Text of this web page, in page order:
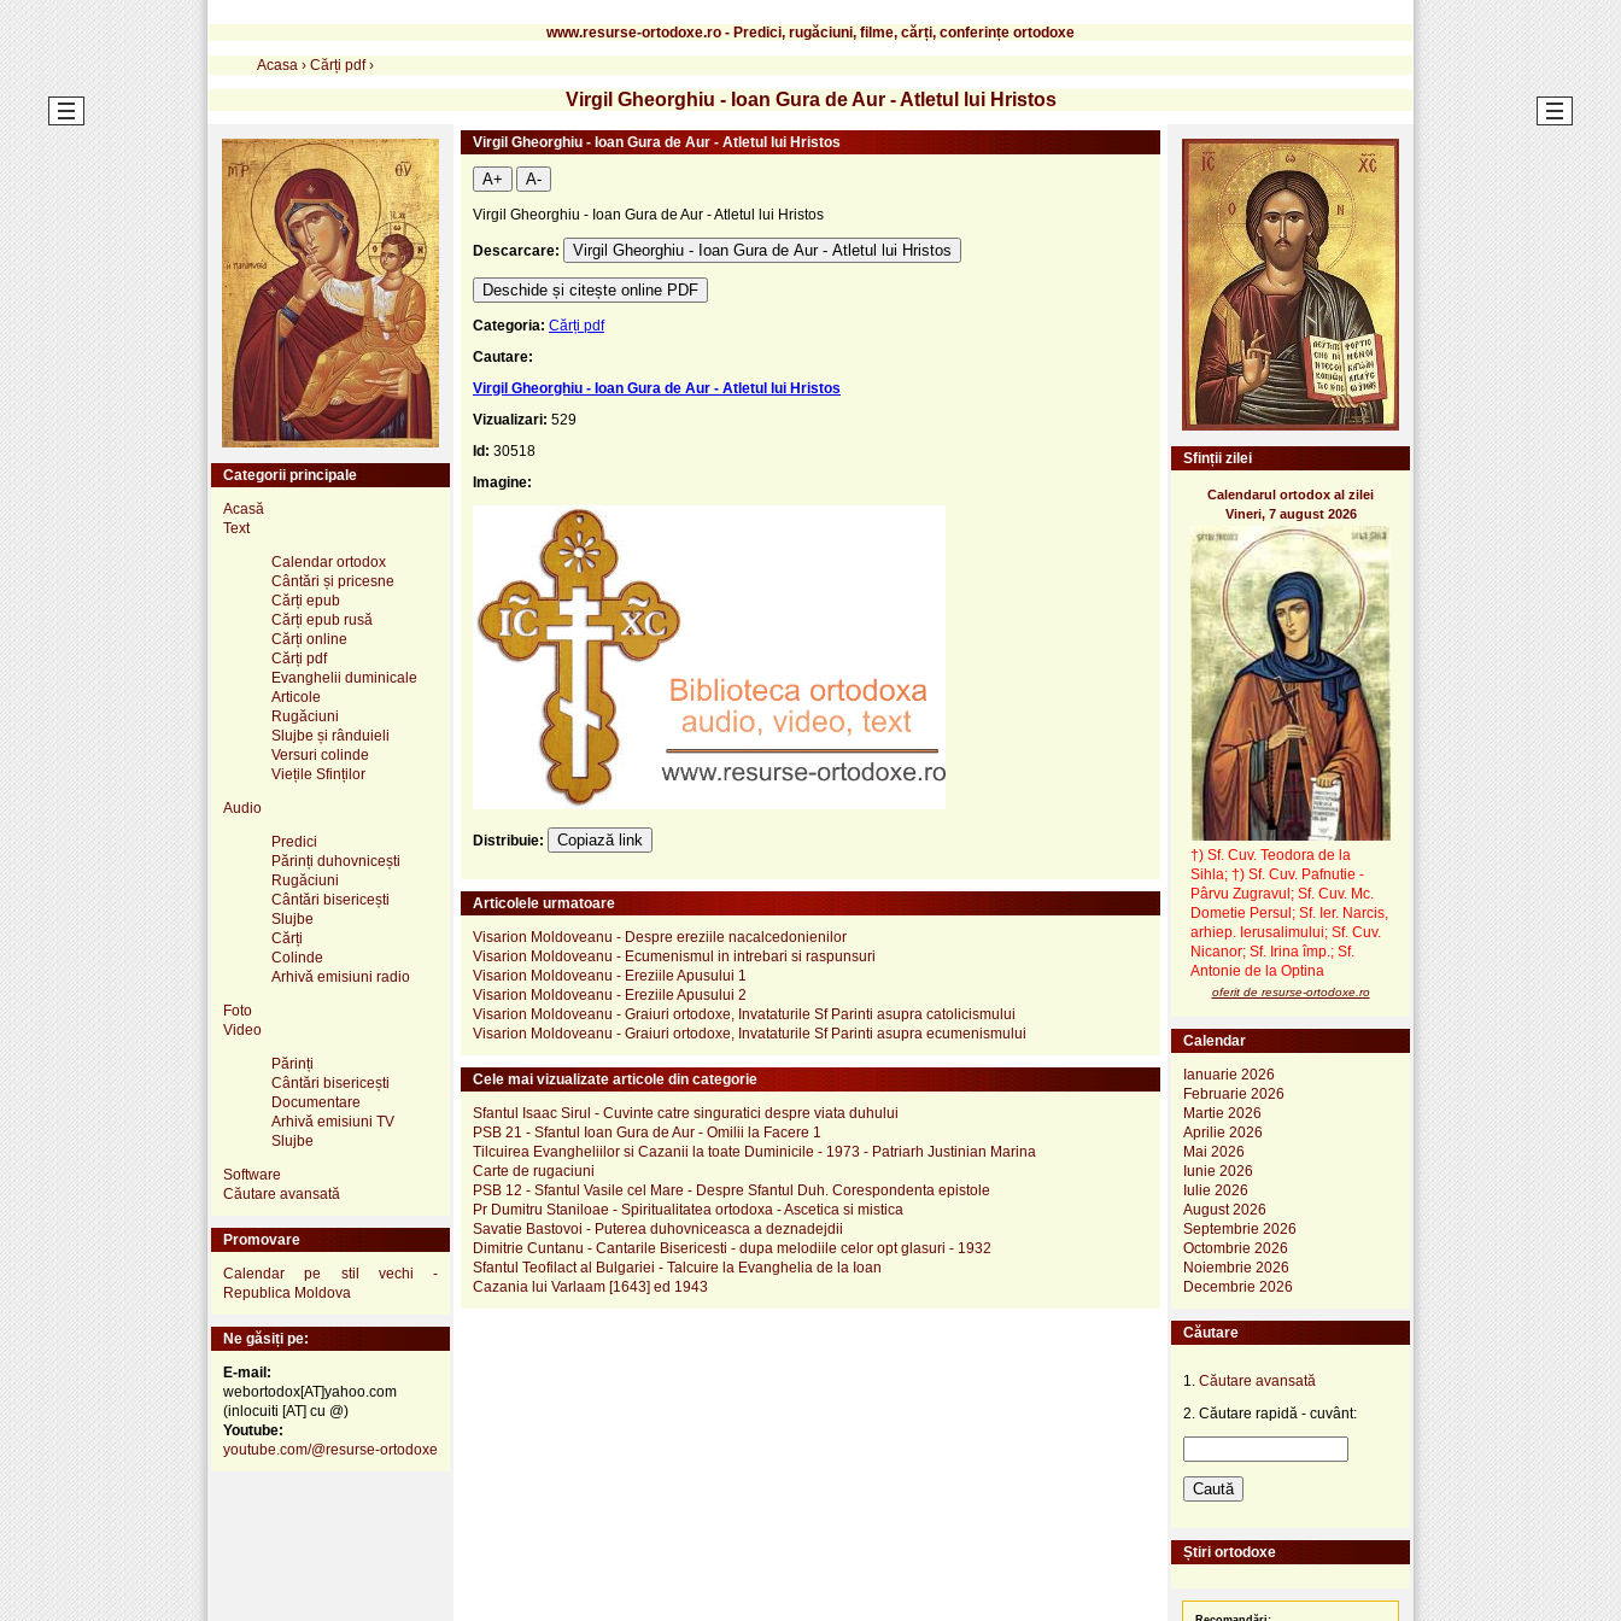
www.resurse-ortodoxe.ro - Predici, rugăciuni, filme, cărți, conferințe ortodoxe
Acasa › Cărți pdf›
Virgil Gheorghiu - Ioan Gura de Aur - Atletul lui Hristos
Virgil Gheorghiu - Ioan Gura de Aur - Atletul lui Hristos
A+ A-
Virgil Gheorghiu - Ioan Gura de Aur - Atletul lui Hristos
Descarcare: Virgil Gheorghiu - Ioan Gura de Aur - Atletul lui Hristos
Deschide și citește online PDF
Categoria: Cărți pdf
Cautare:
Virgil Gheorghiu - Ioan Gura de Aur - Atletul lui Hristos
Vizualizari: 529
Id: 30518
Imagine:
Distribuie: Copiază link
Articolele urmatoare
Visarion Moldoveanu - Despre ereziile nacalcedonienilor
Visarion Moldoveanu - Ecumenismul in intrebari si raspunsuri
Visarion Moldoveanu - Ereziile Apusului 1
Visarion Moldoveanu - Ereziile Apusului 2
Visarion Moldoveanu - Graiuri ortodoxe, Invataturile Sf Parinti asupra catolicismului
Visarion Moldoveanu - Graiuri ortodoxe, Invataturile Sf Parinti asupra ecumenismului
Cele mai vizualizate articole din categorie
Sfantul Isaac Sirul - Cuvinte catre singuratici despre viata duhului
PSB 21 - Sfantul Ioan Gura de Aur - Omilii la Facere 1
Tilcuirea Evangheliilor si Cazanii la toate Duminicile - 1973 - Patriarh Justinian Marina
Carte de rugaciuni
PSB 12 - Sfantul Vasile cel Mare - Despre Sfantul Duh. Corespondenta epistole
Pr Dumitru Staniloae - Spiritualitatea ortodoxa - Ascetica si mistica
Savatie Bastovoi - Puterea duhovniceasca a deznadejdii
Dimitrie Cuntanu - Cantarile Bisericesti - dupa melodiile celor opt glasuri - 1932
Sfantul Teofilact al Bulgariei - Talcuire la Evanghelia de la Ioan
Cazania lui Varlaam [1643] ed 1943
Categorii principale
Acasă
Text
Calendar ortodox
Cântări și pricesne
Cărți epub
Cărți epub rusă
Cărți online
Cărți pdf
Evanghelii duminicale
Articole
Rugăciuni
Slujbe și rânduieli
Versuri colinde
Viețile Sfinților
Audio
Predici
Părinți duhovnicești
Rugăciuni
Cântări bisericești
Slujbe
Cărți
Colinde
Arhivă emisiuni radio
Foto
Video
Părinți
Cântări bisericești
Documentare
Arhivă emisiuni TV
Slujbe
Software
Căutare avansată
Promovare
Calendar pe stil vechi -
Republica Moldova
Ne găsiți pe:
E-mail:
webortodox[AT]yahoo.com
(inlocuiti [AT] cu @)
Youtube:
youtube.com/@resurse-ortodoxe
Sfinții zilei
Calendarul ortodox al zilei
Vineri, 7 august 2026
†) Sf. Cuv. Teodora de la
Sihla; †) Sf. Cuv. Pafnutie -
Pârvu Zugravul ; Sf. Cuv. Mc.
Dometie Persul; Sf. Ier. Narcis,
arhiep. Ierusalimului; Sf. Cuv.
Nicanor; Sf. Irina împ.; Sf.
Antonie de la Optina
oferit de resurse-ortodoxe.ro
Calendar
Ianuarie 2026
Februarie 2026
Martie 2026
Aprilie 2026
Mai 2026
Iunie 2026
Iulie 2026
August 2026
Septembrie 2026
Octombrie 2026
Noiembrie 2026
Decembrie 2026
Căutare
1. Căutare avansată
2. Căutare rapidă - cuvânt:
Știri ortodoxe